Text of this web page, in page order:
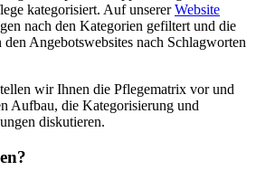
kategorisiert. Auf unsererWebsite
nach den Kategorien gefiltert und die
Angebotswebsites nach Schlagworten
wir Ihnen die Pflegematrix vor und
Aufbau, die Kategorisierung und
diskutieren.